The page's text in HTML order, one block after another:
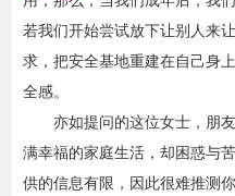
若我们开始尝试放下让别人来
求，把安全基地重建在自己身
全感。
亦如提问的这位女士，朋
满幸福的家庭生活，却困惑与
供的信息有限，因此很难推测